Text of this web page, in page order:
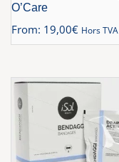
O’Care
From: 19,00€ Hors TVA